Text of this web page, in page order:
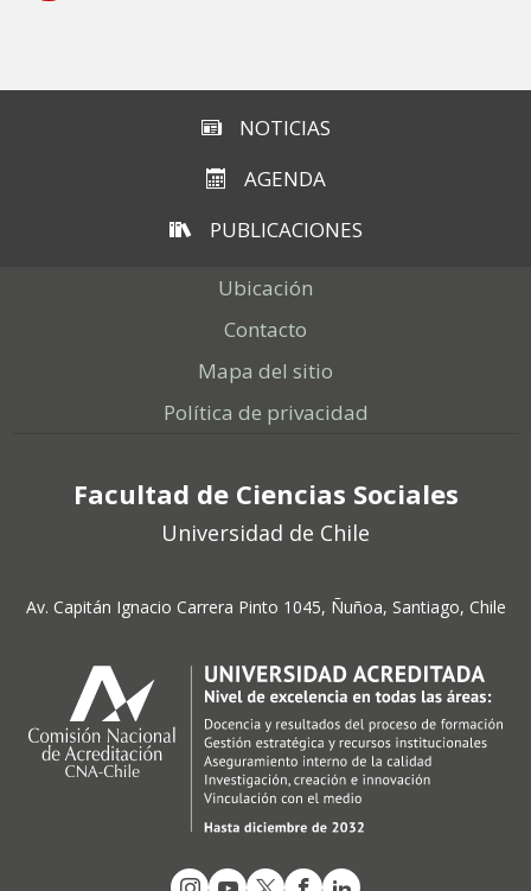
NOTICIAS
AGENDA
PUBLICACIONES
Ubicación
Contacto
Mapa del sitio
Política de privacidad
Facultad de Ciencias Sociales
Universidad de Chile
Av. Capitán Ignacio Carrera Pinto 1045, Ñuñoa, Santiago, Chile